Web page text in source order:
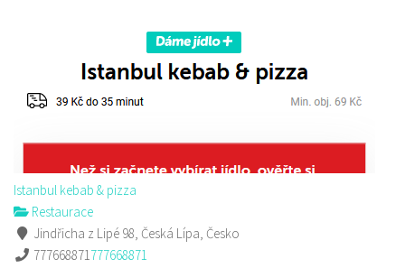
Istanbul kebab & pizza
Restaurace
Jindřicha z Lipé 98, Česká Lípa, Česko
777668871777668871